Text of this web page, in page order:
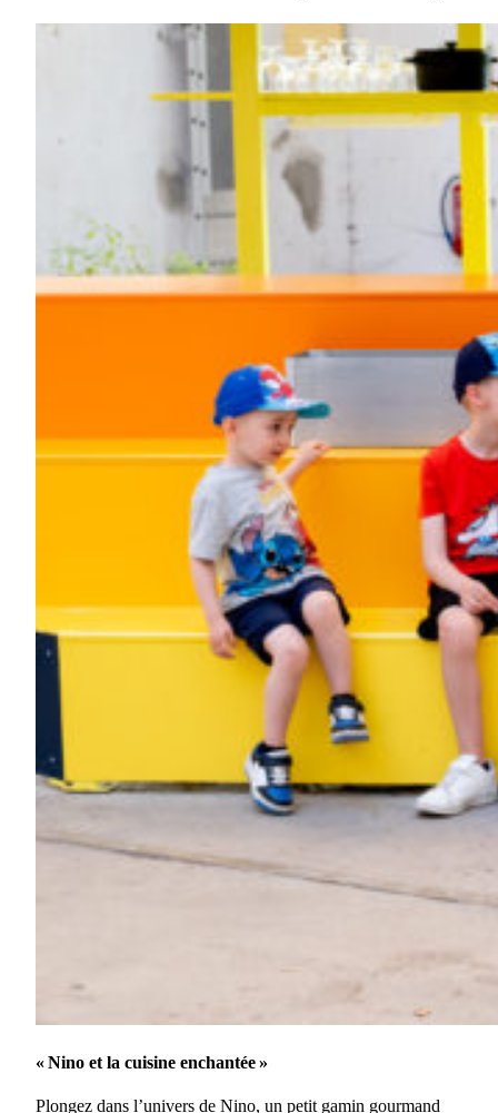
« Nino et la cuisine enchantée »
Plongez dans l’univers de Nino, un petit gamin gourmand